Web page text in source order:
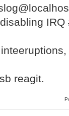
IRQ
reagit.